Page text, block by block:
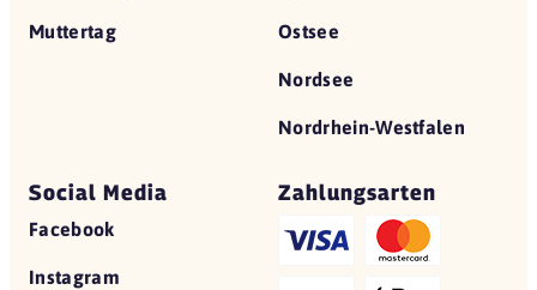
Muttertag Ostsee
Nordsee
Nordrhein-Westfalen
Social Media
Facebook
Instagram
Zahlungsarten